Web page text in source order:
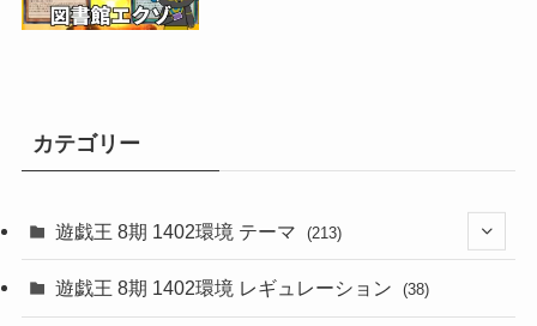
カテゴリー
遊戯王 8期 1402環境 テーマ (213)
(76)
遊戯王 8期 1402環境 レギュレーション (38)